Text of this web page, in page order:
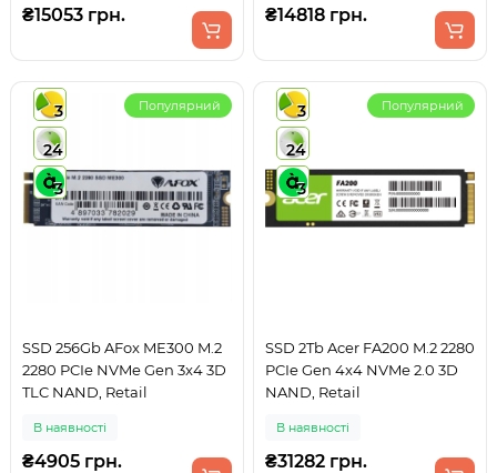
₴15053 грн. ₴14818 грн.
3
24
3
Популярний
SSD 256Gb AFox ME300 M.2
2280 PCIe NVMe Gen 3x4 3D
TLC NAND, Retail
В наявності
₴4905 грн.
3
24
3
Популярний
SSD 2Tb Acer FA200 M.2 2280
PCIe Gen 4x4 NVMe 2.0 3D
NAND, Retail
В наявності
₴31282 грн.